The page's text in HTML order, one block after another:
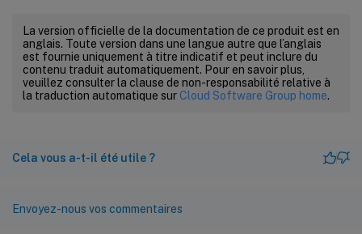
La version officielle de la documentation de ce produit est en
anglais. Toute version dans une langue autre que l’anglais
est fournie uniquement à titre indicatif et peut inclure du
contenu traduit automatiquement. Pour en savoir plus,
veuillez consulter la clause de non-responsabilité relative à
la traduction automatique sur Cloud Software Group home.
Cela vous a-t-il été utile ?
Envoyez-nous vos commentaires